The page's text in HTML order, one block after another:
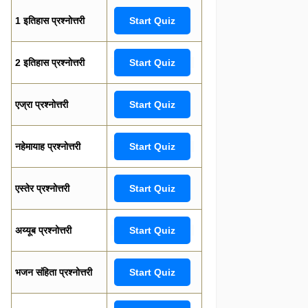
1 इतिहास प्रश्नोत्तरी Start Quiz
2 इतिहास प्रश्नोत्तरी Start Quiz
एज्रा प्रश्नोत्तरी Start Quiz
नहेमायाह प्रश्नोत्तरी Start Quiz
एस्तेर प्रश्नोत्तरी Start Quiz
अय्यूब प्रश्नोत्तरी Start Quiz
भजन संहिता प्रश्नोत्तरी Start Quiz